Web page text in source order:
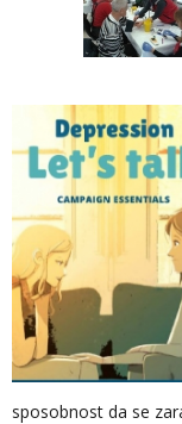
sposobnost da se